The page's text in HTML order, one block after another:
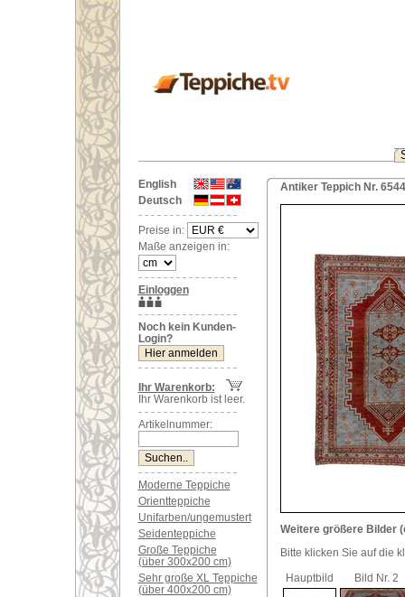
English
Deutsch
Preise in:
Maße anzeigen in:
Einloggen
Noch kein Kunden-
Login?
Ihr Warenkorb:
Ihr Warenkorb ist leer.
Artikelnummer:
Moderne Teppiche
Orientteppiche
Unifarben/ungemustert
Seidenteppiche
Große Teppiche
(über 300x200 cm)
Sehr große XL Teppiche
(über 400x200 cm)
Antiker Teppich Nr.
Weitere größere Bilder
Bitte klicken Sie auf die
Hauptbild
Bild Nr. 2